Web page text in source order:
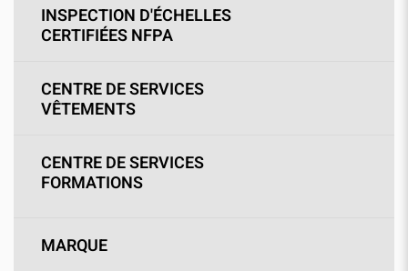
INSPECTION D'ÉCHELLES
CERTIFIÉES NFPA
CENTRE DE SERVICES
VÊTEMENTS
CENTRE DE SERVICES
FORMATIONS
MARQUE